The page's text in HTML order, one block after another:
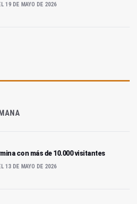
19 DE MAYO DE 2026
con más de 10.000 visitantes
13 DE MAYO DE 2026